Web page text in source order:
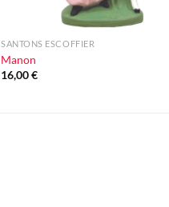
SANTONS ESCOFFIER
Manon
16,00€